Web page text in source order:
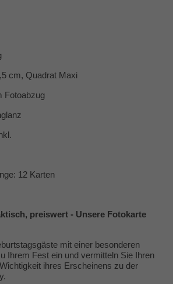
cm, Quadrat Maxi
Fotoabzug
12 Karten
preiswert - Unsere Fotokarte
mit einer besonderen
Ihrem Fest ein und vermitteln Sie Ihren
ihres Erscheinens zu der